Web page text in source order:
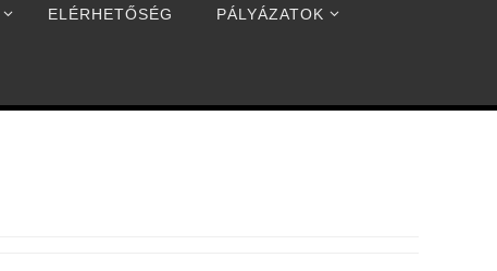
ELÉRHETŐSÉG PÁLYÁZATOK